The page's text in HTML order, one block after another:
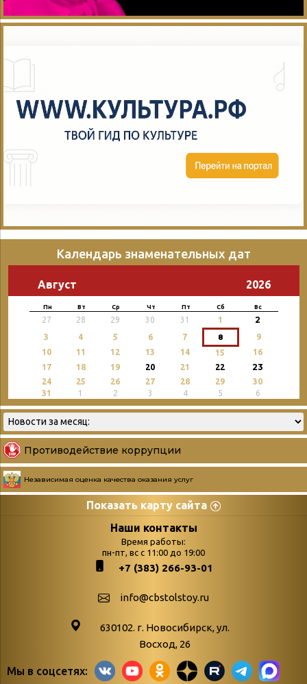
Календарь знаменательных дат
Август 2026
Пн Вт Ср Чт Пт Сб Вс
27 28 29 30 31 1 2
3 4 5 6 7 8
9
10
11 12 13 14 15
16
17
18 19 20 21 22 23
24 25 26 27 28 29
30
31
1 2 3 4 5 6
Противодействие коррупции
Независимая оценка качества оказания услуг
Показать карту сайта
Страницы
podvedenie-itogov-festivalya-
paskhalnaya-palitra
Библионочь – как ярмарка точь-в-
поступлений
Война. Народ.
живые»
Наши контакты
Время работы:
пн-пт, вс с 11:00 до 19:00
+7 (383) 266-93-01
info@cbstolstoy.ru
630102. г. Новосибирск, ул.
Восход, 26
Мы в соцсетях: